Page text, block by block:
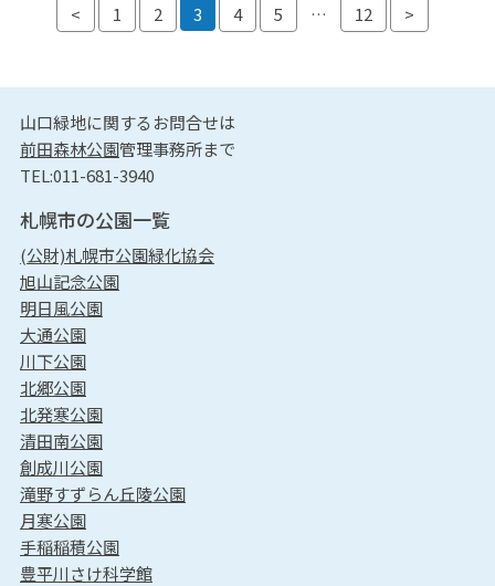
< 1 2 3 4 5 … 12 >
山口緑地に関するお問合せは
前田森林公園管理事務所まで
TEL:011-681-3940
札幌市の公園一覧
(公財)札幌市公園緑化協会
旭山記念公園
明日風公園
大通公園
川下公園
北郷公園
北発寒公園
清田南公園
創成川公園
滝野すずらん丘陵公園
月寒公園
手稲稲積公園
豊平川さけ科学館